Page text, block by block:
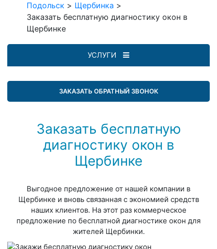
Подольск > Щербинка >
Заказать бесплатную диагностику окон в
Щербинке
УСЛУГИ
ЗАКАЗАТЬ ОБРАТНЫЙ ЗВОНОК
Заказать бесплатную
диагностику окон в
Щербинке
Выгодное предложение от нашей компании в
Щербинке и вновь связанная с экономией средств
наших клиентов. На этот раз коммерческое
предложение по бесплатной диагностике окон для
жителей Щербинки.